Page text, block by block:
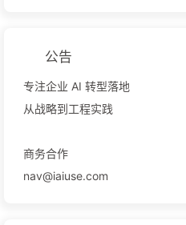
公告
专注企业 AI 转型落地
从战略到工程实践
商务合作
nav@iaiuse.com